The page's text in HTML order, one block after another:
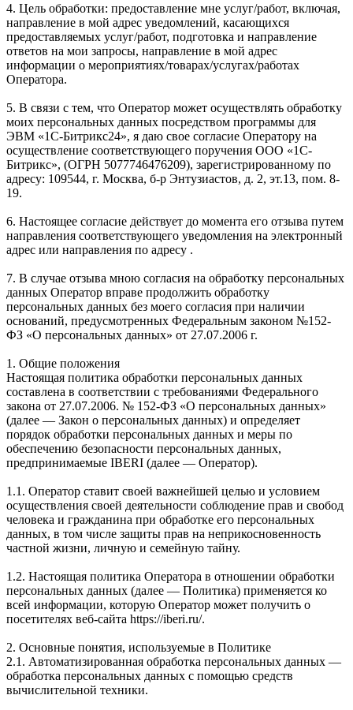
4. Цель обработки: предоставление мне услуг/работ, включая,
направление в мой адрес уведомлений, касающихся
предоставляемых услуг/работ, подготовка и направление
ответов на мои запросы, направление в мой адрес
информации о мероприятиях/товарах/услугах/работах
Оператора.
5. В связи с тем, что Оператор может осуществлять обработку
моих персональных данных посредством программы для
ЭВМ «1С-Битрикс24», я даю свое согласие Оператору на
осуществление соответствующего поручения ООО «1С-
Битрикс», (ОГРН 5077746476209), зарегистрированному по
адресу: 109544, г. Москва, б-р Энтузиастов, д. 2, эт.13, пом. 8-
19.
6. Настоящее согласие действует до момента его отзыва путем
направления соответствующего уведомления на электронный
адрес или направления по адресу .
7. В случае отзыва мною согласия на обработку персональных
данных Оператор вправе продолжить обработку
персональных данных без моего согласия при наличии
оснований, предусмотренных Федеральным законом №152-
ФЗ «О персональных данных» от 27.07.2006 г.
1. Общие положения
Настоящая политика обработки персональных данных
составлена в соответствии с требованиями Федерального
закона от 27.07.2006. № 152-ФЗ «О персональных данных»
(далее — Закон о персональных данных) и определяет
порядок обработки персональных данных и меры по
обеспечению безопасности персональных данных,
предпринимаемые IBERI (далее — Оператор).
1.1. Оператор ставит своей важнейшей целью и условием
осуществления своей деятельности соблюдение прав и свобод
человека и гражданина при обработке его персональных
данных, в том числе защиты прав на неприкосновенность
частной жизни, личную и семейную тайну.
1.2. Настоящая политика Оператора в отношении обработки
персональных данных (далее — Политика) применяется ко
всей информации, которую Оператор может получить о
посетителях веб-сайта https://iberi.ru/.
2. Основные понятия, используемые в Политике
2.1. Автоматизированная обработка персональных данных —
обработка персональных данных с помощью средств
вычислительной техники.